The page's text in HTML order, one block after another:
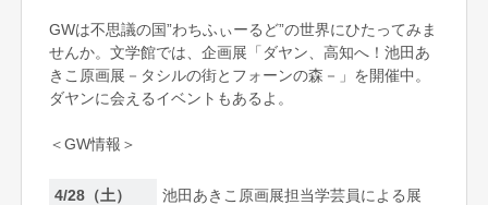
GWは不思議の国”わちふぃーるど”の世界にひたってみま
せんか。文学館では、企画展「ダヤン、高知へ！池田あ
きこ原画展－タシルの街とフォーンの森－」を開催中。
ダヤンに会えるイベントもあるよ。
＜GW情報＞
4/28（土）
池田あきこ原画展担当学芸員による展